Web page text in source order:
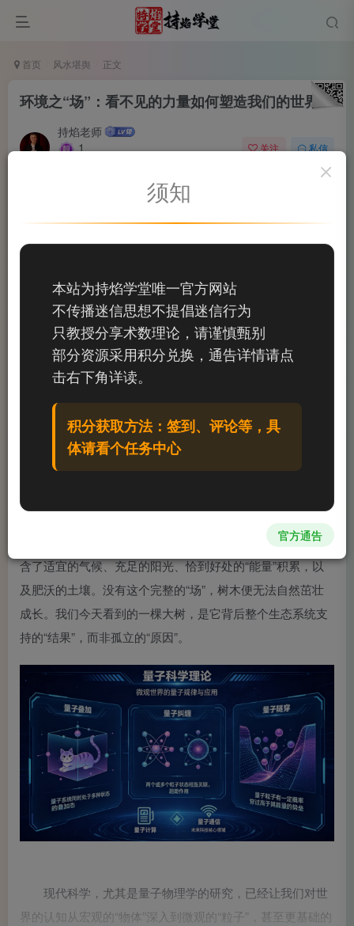
首页 风水堪舆 正文
环境之“场”：看不见的力量如何塑造我们的世界
持焰老师
1
关注 私信
一个看不见、摸不着，却真实存在的“环境场”。这个“场”，包
含了适宜的气候、充足的阳光、恰到好处的“能量”积累，以
及肥沃的土壤。没有这个完整的“场”，树木便无法自然茁壮
成长。我们今天看到的一棵大树，是它背后整个生态系统支
持的“结果”，而非孤立的“原因”。
现代科学，尤其是量子物理学的研究，已经让我们对世
界的认知从宏观的“物体”深入到微观的“粒子”，甚至更基础的
须知
本站为持焰学堂唯一官方网站
不传播迷信思想不提倡迷信行为
只教授分享术数理论，请谨慎甄别
部分资源采用积分兑换，通告详情请点
击右下角详读。
积分获取方法：签到、评论等，具
体请看个任务中心
官方通告